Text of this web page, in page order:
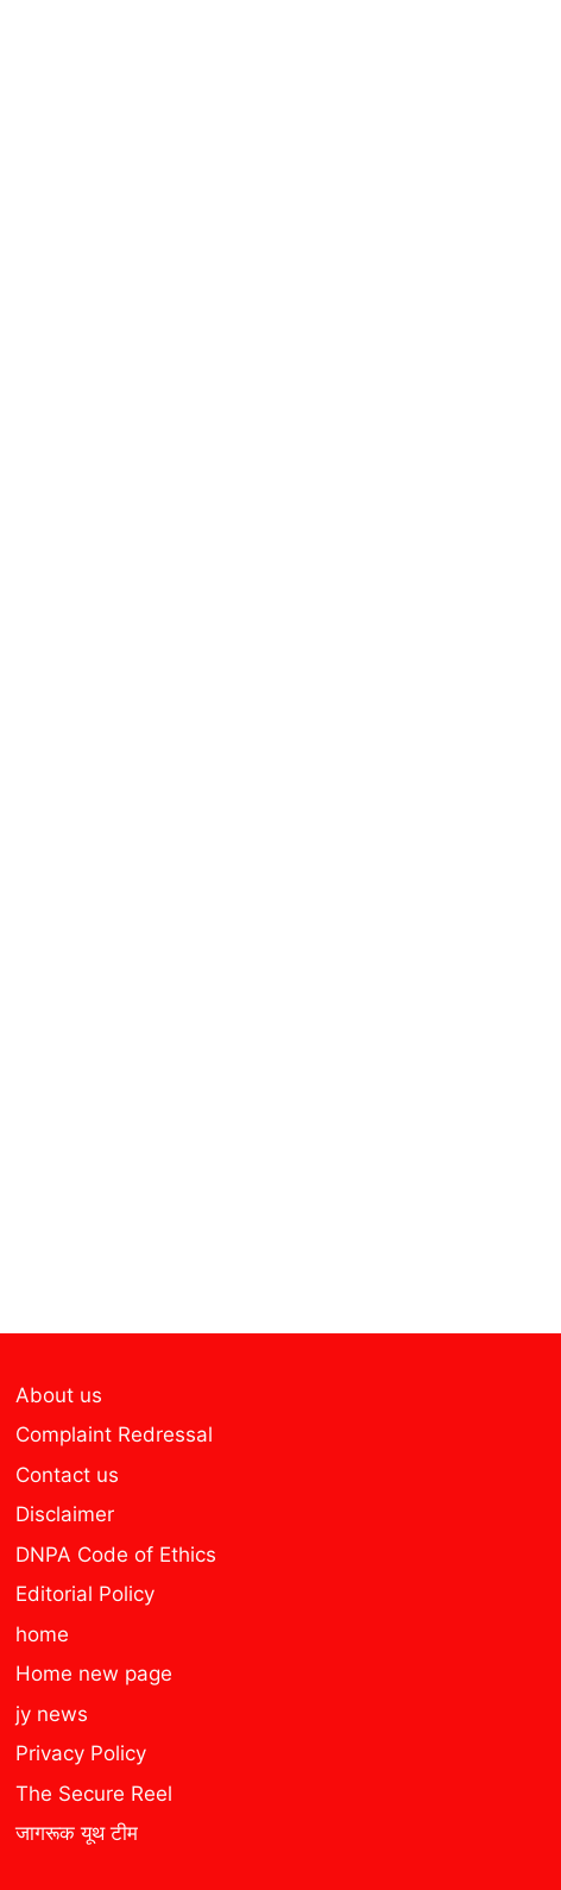
About us
Complaint Redressal
Contact us
Disclaimer
DNPA Code of Ethics
Editorial Policy
home
Home new page
jy news
Privacy Policy
The Secure Reel
जागरूक यूथ टीम